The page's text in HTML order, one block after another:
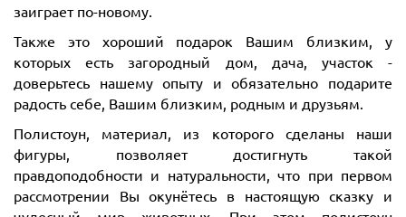
заиграет по-новому.
Также это хороший подарок Вашим близким, у
которых есть загородный дом, дача, участок -
доверьтесь нашему опыту и обязательно подарите
радость себе, Вашим близким, родным и друзьям.
Полистоун, материал, из которого сделаны наши
фигуры, позволяет достигнуть такой
правдоподобности и натуральности, что при первом
рассмотрении Вы окунётесь в настоящую сказку и